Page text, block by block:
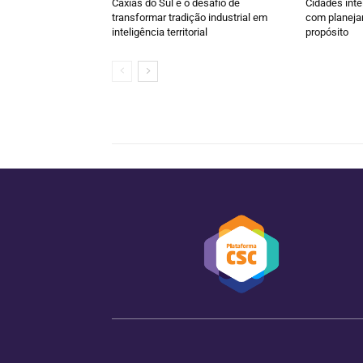
Caxias do Sul e o desafio de
transformar tradição industrial em
inteligência territorial
Cidades
com
propósito